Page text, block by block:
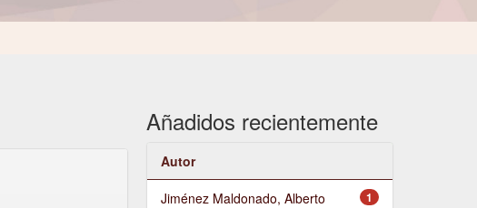
Añadidos recientemente
Autor
1
Jiménez Maldonado, Alberto